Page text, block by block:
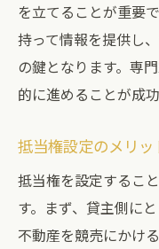
を立てることが重要
持って情報を提供し
の鍵となります。専
的に進めることが成
抵当権設定のメリッ
抵当権を設定するこ
す。まず、貸主側に
不動産を競売にかけ